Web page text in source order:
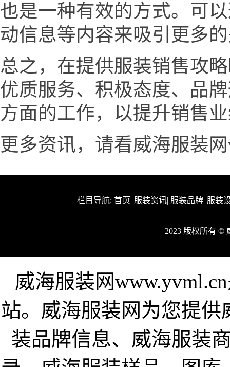
也是一种有效的方式。可
动信息等内容来吸引更多
总之，在提供服装销售攻
优质服务、积极态度、品
方面的工作，以提升销售
更多资讯，请看威海服装
栏目导航: 首页| 服装资讯| 服装品牌| 服装
2023 版权所有 ©
威海服装网
站。威海服装网为您提
装品牌信息、威海服装